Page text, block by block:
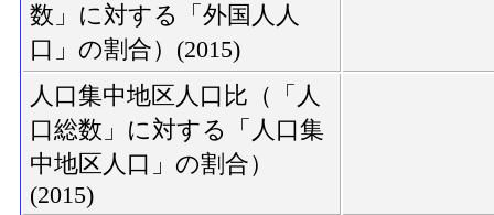
数」に対する「外国人人
口」の割合）(2015)
人口集中地区人口比（「人
口総数」に対する「人口集
中地区人口」の割合）
(2015)